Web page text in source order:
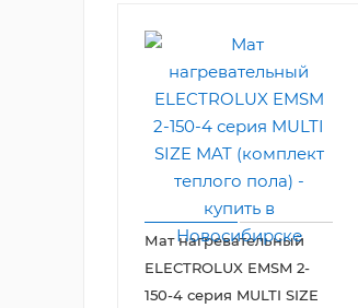
Мат нагревательный
ELECTROLUX EMSM 2-
150-4 серия MULTI SIZE